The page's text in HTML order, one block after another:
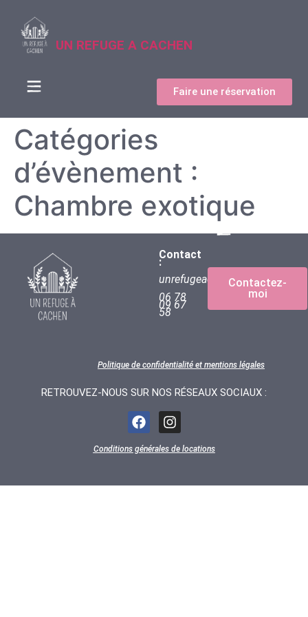
UN REFUGE A CACHEN
Faire une réservation
Catégories
d’évènement :
Chambre exotique
Contact
:
unrefugeacachen@gmail.com
06 78
09 67
58
Contactez-
moi
Politique de confidentialité et mentions légales
RETROUVEZ-NOUS SUR NOS RÉSEAUX SOCIAUX :
Conditions générales de locations